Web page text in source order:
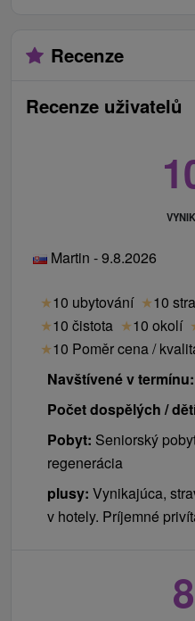
Recenze
Recenze uživatelů
Martin - 9.8.2026
★10 ubytování ★10
★10 čistota ★10 okolí
★10 Poměr cena /
Navštívené v termínu:
Počet dospělých /
Pobyt: Seniorský
regenerácia
plusy: Vynikajúca,
v hotely. Príjemné